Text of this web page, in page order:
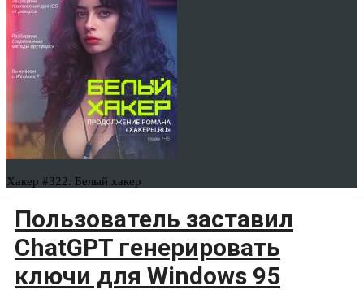
Хакер #322. Белый хакер
Пользователь заставил
ChatGPT генерировать
ключи для Windows 95